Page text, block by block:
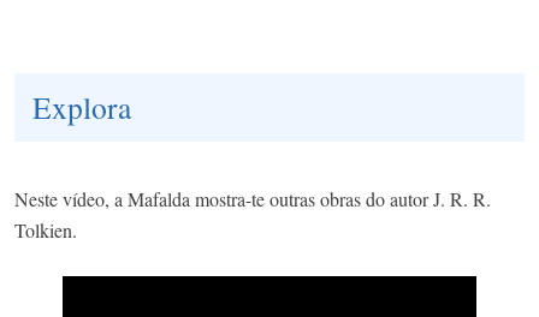
Explora
Neste vídeo, a Mafalda mostra-te outras obras do autor J. R. R.
Tolkien.